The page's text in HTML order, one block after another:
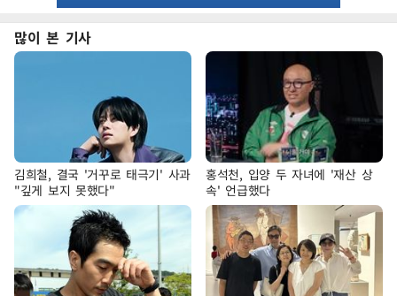
많이 본 기사
김희철, 결국 '거꾸로 태극기' 사과
"깊게 보지 못했다"
홍석천, 입양 두 자녀에 '재산 상
속' 언급했다